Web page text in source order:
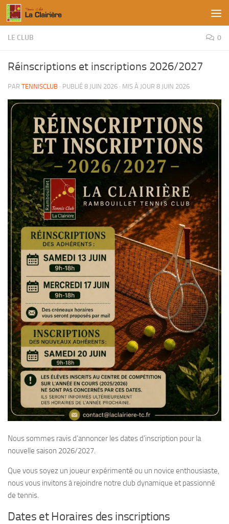
Skip to content
LE CLUB 0
Réinscriptions et inscriptions 2026/2027
PAR TENNISCLUB · PUBLIÉ 8 JUIN 2026 · MIS À JOUR 8 JUIN 2026
Nous sommes ravis d’annoncer les dates d’inscription pour la
nouvelle saison 2026/2027.
Que vous soyez un joueur expérimenté ou un novice enthousiaste,
nous vous invitons à rejoindre notre club dynamique et passionné
de tennis.
Dates et Horaires des inscriptions